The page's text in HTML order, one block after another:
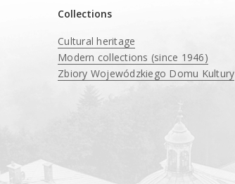
Collections
Cultural heritage
Modern collections (since 1946)
Zbiory Wojewódzkiego Domu Kultury